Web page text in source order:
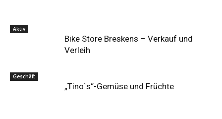
Aktiv
Bike Store Breskens – Verkauf und
Verleih
Geschäft
„Tino`s“-Gemüse und Früchte